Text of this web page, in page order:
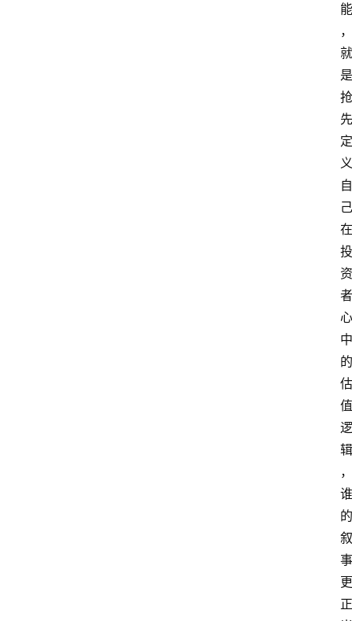
能
，
就
是
抢
先
定
义
自
己
在
投
资
者
心
中
的
估
值
逻
辑
，
谁
的
叙
事
更
正